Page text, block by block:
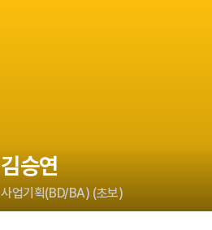
김승연
사업기획(BD/BA) (초보)